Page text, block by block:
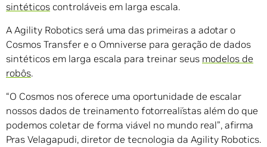
sintéticos controláveis ​​em larga escala.
A Agility Robotics será uma das primeiras a adotar o
Cosmos Transfer e o Omniverse para geração de dados
sintéticos em larga escala para treinar seus modelos de
robôs.
“O Cosmos nos oferece uma oportunidade de escalar
nossos dados de treinamento fotorrealístas além do que
podemos coletar de forma viável no mundo real”, afirma
Pras Velagapudi, diretor de tecnologia da Agility Robotics.